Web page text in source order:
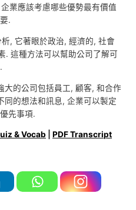
業應該考慮哪些優勢最有價值
.
, 它著眼於政治, 經濟的, 社會
. 這種方法可以幫助公司了解可
大的公司包括員工, 顧客, 和合作
同的想法和訊息, 企業可以製定
先事項.
& Vocab |PDF Transcript